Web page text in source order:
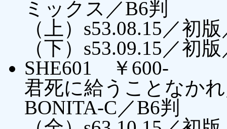
ミックス／B6判
（上）s53.08.15／初
（下）s53.09.15／初
SHE601 ￥600-
君死に給うことなか
BONITA-C／B6判